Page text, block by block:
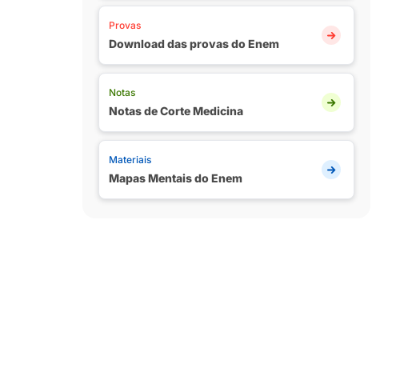
Provas
Download das provas do Enem
Notas
Notas de Corte Medicina
Materiais
Mapas Mentais do Enem